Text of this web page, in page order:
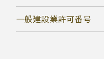
一般建設業許可番号